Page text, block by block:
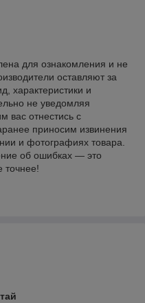
для ознакомления и не
оставляют за
характеристики и
не уведомляя
вас отнестись с
приносим извинения
и фотографиях товара.
об ошибках — это
точнее!